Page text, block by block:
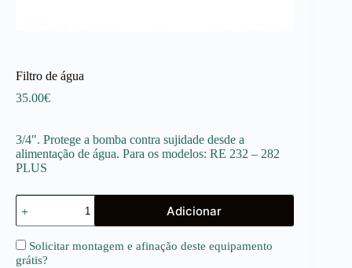
Filtro de água
35.00€
3/4″. Protege a bomba contra sujidade desde a
alimentação de água. Para os modelos: RE 232 – 282
PLUS
Quantidade
de
Filtro
de
água
Adicionar
Solicitar montagem e afinação deste equipamento
grátis?